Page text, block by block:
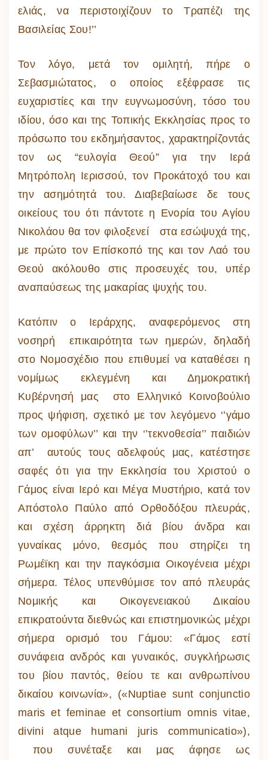
ελιάς, να περιστοιχίζουν το Τραπέζι της
Βασιλείας Σου!’’
Τον λόγο, μετά τον ομιλητή, πήρε ο
Σεβασμιώτατος, ο οποίος εξέφρασε τις
ευχαριστίες και την ευγνωμοσύνη, τόσο του
ιδίου, όσο και της Τοπικής Εκκλησίας προς το
πρόσωπο του εκδημήσαντος, χαρακτηρίζοντάς
τον ως “ευλογία Θεού” για την Ιερά
Μητρόπολη Ιερισσού, τον Προκάτοχό του και
την ασημότητά του. Διαβεβαίωσε δε τους
οικείους του ότι πάντοτε η Ενορία του Αγίου
Νικολάου θα τον φιλοξενεί στα εσώψυχά της,
με πρώτο τον Επίσκοπό της και τον Λαό του
Θεού ακόλουθο στις προσευχές του, υπέρ
αναπαύσεως της μακαρίας ψυχής του.
Κατόπιν ο Ιεράρχης, αναφερόμενος στη
νοσηρή επικαιρότητα των ημερών, δηλαδή
στο Νομοσχέδιο που επιθυμεί να καταθέσει η
νομίμως εκλεγμένη και Δημοκρατική
Κυβέρνησή μας στο Ελληνικό Κοινοβούλιο
προς ψήφιση, σχετικό με τον λεγόμενο ‘’γάμο
των ομοφύλων’’ και την ‘’τεκνοθεσία’’ παιδιών
απ’ αυτούς τους αδελφούς μας, κατέστησε
σαφές ότι για την Εκκλησία του Χριστού ο
Γάμος είναι Ιερό και Μέγα Μυστήριο, κατά τον
Απόστολο Παύλο από Ορθοδόξου πλευράς,
και σχέση άρρηκτη διά βίου άνδρα και
γυναίκας μόνο, θεσμός που στηρίζει τη
Ρωμέϊκη και την παγκόσμια Οικογένεια μέχρι
σήμερα. Τέλος υπενθύμισε τον από πλευράς
Νομικής και Οικογενειακού Δικαίου
επικρατούντα διεθνώς και επιστημονικώς μέχρι
σήμερα ορισμό του Γάμου: «Γάμος εστί
συνάφεια ανδρός και γυναικός, συγκλήρωσις
του βίου παντός, θείου τε και ανθρωπίνου
δικαίου κοινωνία», («Nuptiae sunt conjunctio
maris et feminae et consortium omnis vitae,
divini atque humani juris communicatio»),
που συνέταξε και μας άφησε ως